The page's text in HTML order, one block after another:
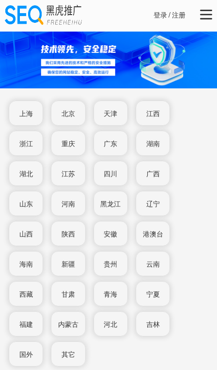
登录/注册
上海 北京 天津 江西
浙江 重庆 广东 湖南
湖北 江苏 四川 广西
山东 河南 黑龙江 辽宁
山西 陕西 安徽 港澳台
海南 新疆 贵州 云南
西藏 甘肃 青海 宁夏
福建 内蒙古 河北 吉林
国外 其它